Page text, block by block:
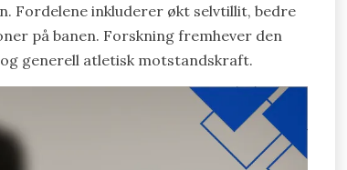
Fordelene inkluderer økt selvtillit, bedre
på banen. Forskning fremhever den
generell atletisk motstandskraft.